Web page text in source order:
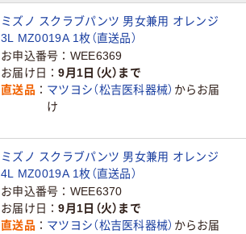
ミズノ スクラブパンツ 男女兼用 オレンジ
3L MZ0019A 1枚（直送品）
お申込番号
WEE6369
お届け日
9月1日（火）まで
直送品
マツヨシ（松吉医科器械） からお届
け
ミズノ スクラブパンツ 男女兼用 オレンジ
4L MZ0019A 1枚（直送品）
お申込番号
WEE6370
お届け日
9月1日（火）まで
直送品
マツヨシ（松吉医科器械） からお届